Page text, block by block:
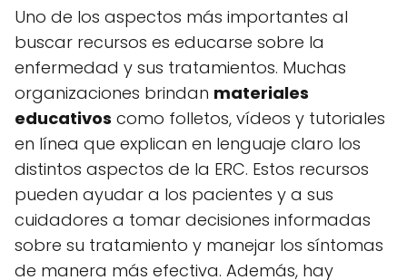
Uno de los aspectos más importantes al
buscar recursos es educarse sobre la
enfermedad y sus tratamientos. Muchas
organizaciones brindan materiales
educativos como folletos, vídeos y tutoriales
en línea que explican en lenguaje claro los
distintos aspectos de la ERC. Estos recursos
pueden ayudar a los pacientes y a sus
cuidadores a tomar decisiones informadas
sobre su tratamiento y manejar los síntomas
de manera más efectiva. Además, hay